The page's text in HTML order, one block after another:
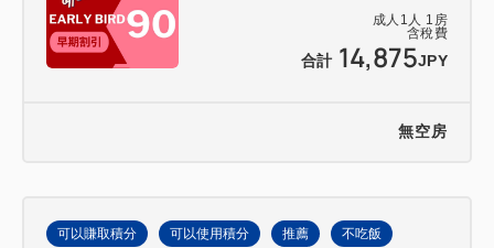
成人 1 人 1 房
含稅費
合計 14,875JPY
無空房
可以賺取積分 可以使用積分 推薦 不吃飯